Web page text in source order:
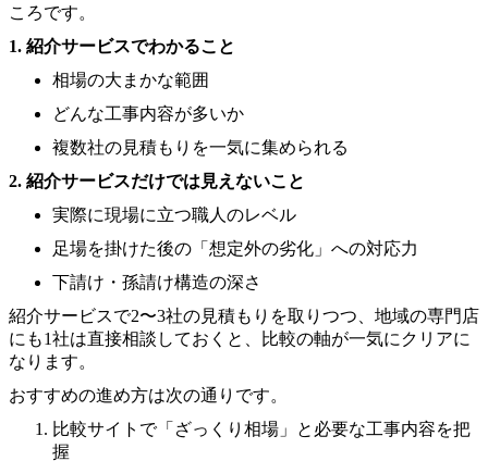
ころです。
1. 紹介サービスでわかること
相場の大まかな範囲
どんな工事内容が多いか
複数社の見積もりを一気に集められる
2. 紹介サービスだけでは見えないこと
実際に現場に立つ職人のレベル
足場を掛けた後の「想定外の劣化」への対応力
下請け・孫請け構造の深さ
紹介サービスで2〜3社の見積もりを取りつつ、地域の専門店
にも1社は直接相談しておくと、比較の軸が一気にクリアに
なります。
おすすめの進め方は次の通りです。
比較サイトで「ざっくり相場」と必要な工事内容を把
握